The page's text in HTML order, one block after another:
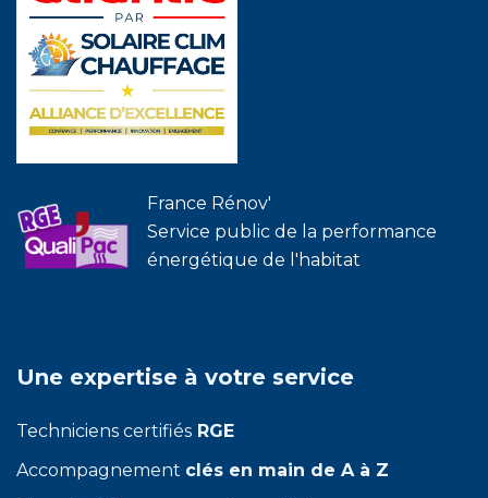
France Rénov'
Service public de la performance
énergétique de l'habitat
Une expertise à votre service
Techniciens certifiés RGE
Accompagnement clés en main de A à Z